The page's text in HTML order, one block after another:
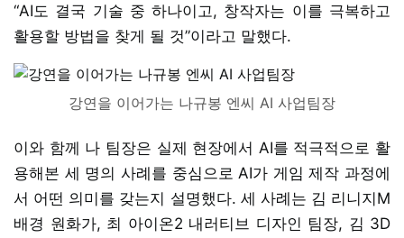
“AI도 결국 기술 중 하나이고, 창작자는 이를 극복하고
활용할 방법을 찾게 될 것”이라고 말했다.
강연을 이어가는 나규봉 엔씨 AI 사업팀장
이와 함께 나 팀장은 실제 현장에서 AI를 적극적으로 활
용해본 세 명의 사례를 중심으로 AI가 게임 제작 과정에
서 어떤 의미를 갖는지 설명했다. 세 사례는 김 리니지M
배경 원화가, 최 아이온2 내러티브 디자인 팀장, 김 3D